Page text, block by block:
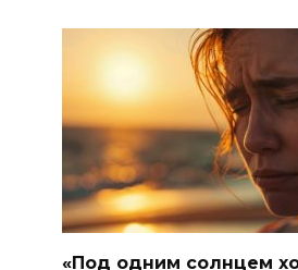
«Под одним солнцем